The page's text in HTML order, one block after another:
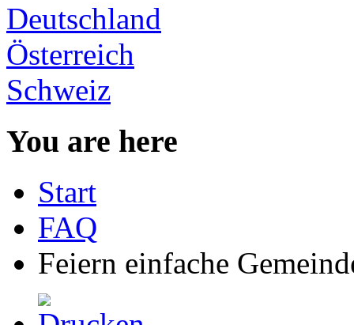
Deutschland
Österreich
Schweiz
You are here
Start
FAQ
Feiern einfache